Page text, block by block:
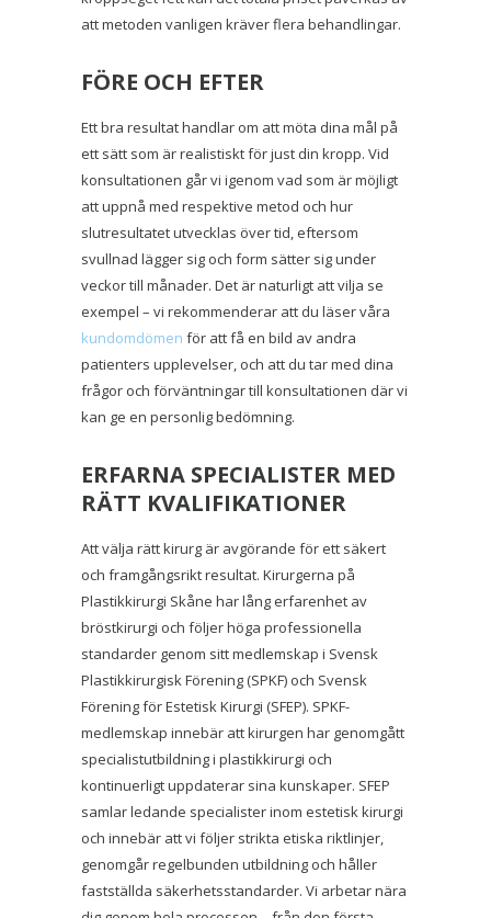
att metoden vanligen kräver flera behandlingar.
FÖRE OCH EFTER
Ett bra resultat handlar om att möta dina mål på
ett sätt som är realistiskt för just din kropp. Vid
konsultationen går vi igenom vad som är möjligt
att uppnå med respektive metod och hur
slutresultatet utvecklas över tid, eftersom
svullnad lägger sig och form sätter sig under
veckor till månader. Det är naturligt att vilja se
exempel – vi rekommenderar att du läser våra
kundomdömen för att få en bild av andra
patienters upplevelser, och att du tar med dina
frågor och förväntningar till konsultationen där vi
kan ge en personlig bedömning.
ERFARNA SPECIALISTER MED
RÄTT KVALIFIKATIONER
Att välja rätt kirurg är avgörande för ett säkert
och framgångsrikt resultat. Kirurgerna på
Plastikkirurgi Skåne har lång erfarenhet av
bröstkirurgi och följer höga professionella
standarder genom sitt medlemskap i Svensk
Plastikkirurgisk Förening (SPKF) och Svensk
Förening för Estetisk Kirurgi (SFEP). SPKF-
medlemskap innebär att kirurgen har genomgått
specialistutbildning i plastikkirurgi och
kontinuerligt uppdaterar sina kunskaper. SFEP
samlar ledande specialister inom estetisk kirurgi
och innebär att vi följer strikta etiska riktlinjer,
genomgår regelbunden utbildning och håller
fastställda säkerhetsstandarder. Vi arbetar nära